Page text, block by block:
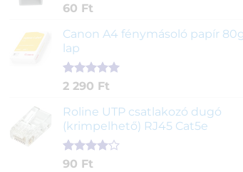
Értékelés
ből,
1
értékelés
alapján
60 Ft
Canon A4 fénymásoló papír
lap
Értékelés
ből,
2
értékelés
alapján
2 290 Ft
Roline UTP csatlakozó dugó
(krimpelhető) RJ45 Cat5e
Értékelés
2
90 Ft